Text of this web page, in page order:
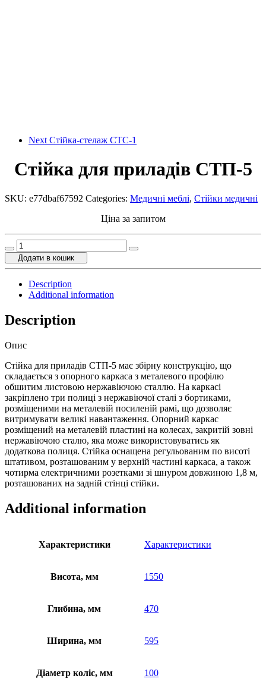
Next Стійка-стелаж СТС-1
Стійка для приладів СТП-5
SKU: e77dbaf67592 Categories: Медичні меблі, Стійки медичні
Ціна за запитом
Стійка
для
приладів
quantity
Додати в кошик
Description
Additional information
Description
Опис
Стійка для приладів СТП-5 має збірну конструкцію, що
складається з опорного каркаса з металевого профілю
обшитим листовою нержавіючою сталлю. На каркасі
закріплено три полиці з нержавіючої сталі з бортиками,
розміщеними на металевій посиленій рамі, що дозволяє
витримувати великі навантаження. Опорний каркас
розміщений на металевій пластині на колесах, закритій зовні
нержавіючою сталю, яка може використовуватись як
додаткова полиця. Стійка оснащена регульованим по висоті
штативом, розташованим у верхній частині каркаса, а також
чотирма електричними розетками зі шнуром довжиною 1,8 м,
розташованих на задній стінці стійки.
Additional information
Характеристики Характеристики
Висота, мм 1550
Глибина, мм 470
Ширина, мм 595
Діаметр коліс, мм 100